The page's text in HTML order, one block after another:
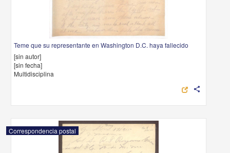
Teme que su representante en Washington D.C. haya fallecido
[sin autor]
[sin fecha]
Multidisciplina
share
Correspondencia postal